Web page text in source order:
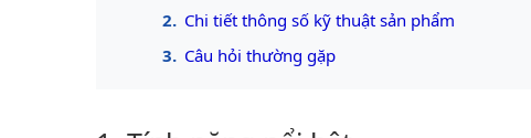
Chi tiết thông số kỹ thuật sản phẩm
Câu hỏi thường gặp